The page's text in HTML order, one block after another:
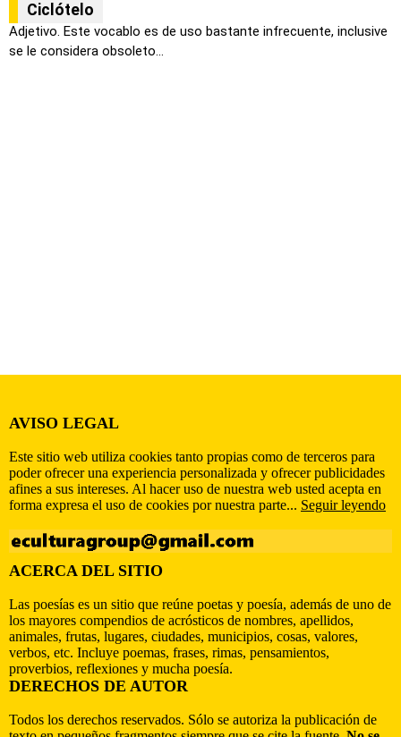
Ciclótelo
Adjetivo. Este vocablo es de uso bastante infrecuente, inclusive
se le considera obsoleto...
AVISO LEGAL
Este sitio web utiliza cookies tanto propias como de terceros para
poder ofrecer una experiencia personalizada y ofrecer publicidades
afines a sus intereses. Al hacer uso de nuestra web usted acepta en
forma expresa el uso de cookies por nuestra parte... Seguir leyendo
ACERCA DEL SITIO
Las poesías es un sitio que reúne poetas y poesía, además de uno de
los mayores compendios de acrósticos de nombres, apellidos,
animales, frutas, lugares, ciudades, municipios, cosas, valores,
verbos, etc. Incluye poemas, frases, rimas, pensamientos,
proverbios, reflexiones y mucha poesía.
DERECHOS DE AUTOR
Todos los derechos reservados. Sólo se autoriza la publicación de